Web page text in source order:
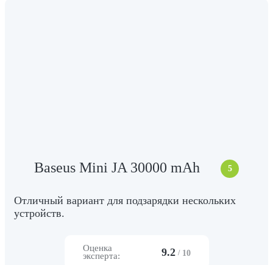
Baseus Mini JA 30000 mAh 5
Отличный вариант для подзарядки нескольких
устройств.
Оценка
эксперта:
9.2 / 10